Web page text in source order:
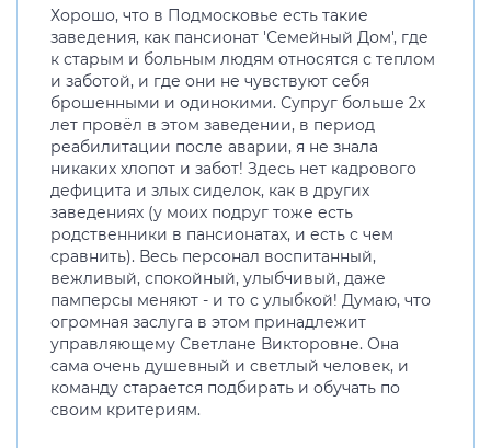
Хорошо, что в Подмосковье есть такие
заведения, как пансионат 'Семейный Дом', где
к старым и больным людям относятся с теплом
и заботой, и где они не чувствуют себя
брошенными и одинокими. Супруг больше 2х
лет провёл в этом заведении, в период
реабилитации после аварии, я не знала
никаких хлопот и забот! Здесь нет кадрового
дефицита и злых сиделок, как в других
заведениях (у моих подруг тоже есть
родственники в пансионатах, и есть с чем
сравнить). Весь персонал воспитанный,
вежливый, спокойный, улыбчивый, даже
памперсы меняют - и то с улыбкой! Думаю, что
огромная заслуга в этом принадлежит
управляющему Светлане Викторовне. Она
сама очень душевный и светлый человек, и
команду старается подбирать и обучать по
своим критериям.